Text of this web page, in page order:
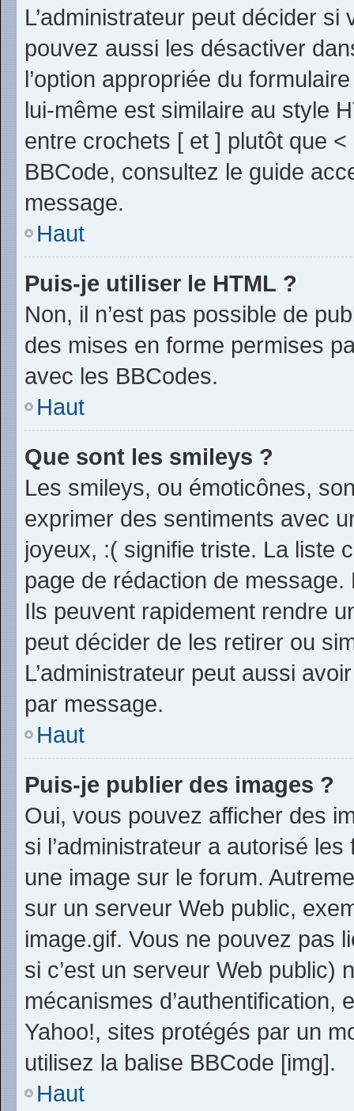
L’administrateur peut décider
pouvez aussi les désactiver
l’option appropriée du
lui-même est similaire au style
entre crochets [ et ] plutôt que
BBCode, consultez le guide
message.
Haut
Puis-je utiliser le HTML ?
Non, il n’est pas possible de
des mises en forme permises
avec les BBCodes.
Haut
Que sont les smileys ?
Les smileys, ou émoticônes,
exprimer des sentiments avec
joyeux, :( signifie triste. La liste
page de rédaction de
Ils peuvent rapidement rendre
peut décider de les retirer ou
L’administrateur peut aussi
par message.
Haut
Puis-je publier des images ?
Oui, vous pouvez afficher des
si l’administrateur a autorisé
une image sur le forum.
sur un serveur Web public,
image.gif. Vous ne pouvez pas
si c’est un serveur Web public)
mécanismes d’authentification,
Yahoo!, sites protégés par un
utilisez la balise BBCode [img].
Haut